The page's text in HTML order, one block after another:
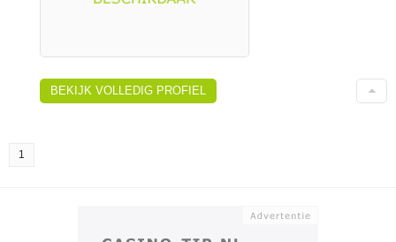
BEKIJK VOLLEDIG PROFIEL
1